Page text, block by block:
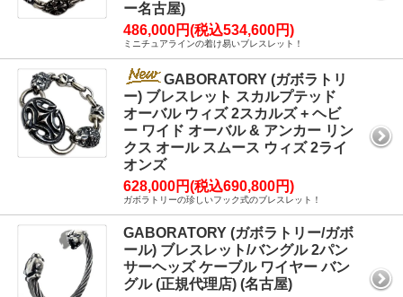
ー名古屋)
486,000円(税込534,600円)
ミニチュアラインの着け易いブレスレット！
GABORATORY (ガボラトリ
ー) ブレスレット スカルプテッド
オーバル ウィズ 2スカルズ + ヘビ
ー ワイド オーバル & アンカー リン
クス オール スムース ウィズ 2ライ
オンズ
628,000円(税込690,800円)
ガボラトリーの珍しいフック式のブレスレット！
GABORATORY (ガボラトリー/ガボ
ール) ブレスレット/バングル 2パン
サーヘッズ ケーブル ワイヤー バン
グル (正規代理店) (名古屋)